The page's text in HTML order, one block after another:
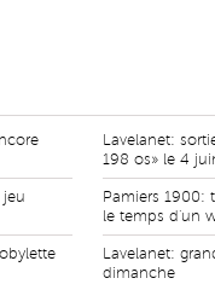
jeu
Lavelanet:
198 os» le 4
Pamiers 1900:
le temps d'un
Lavelanet:
dimanche